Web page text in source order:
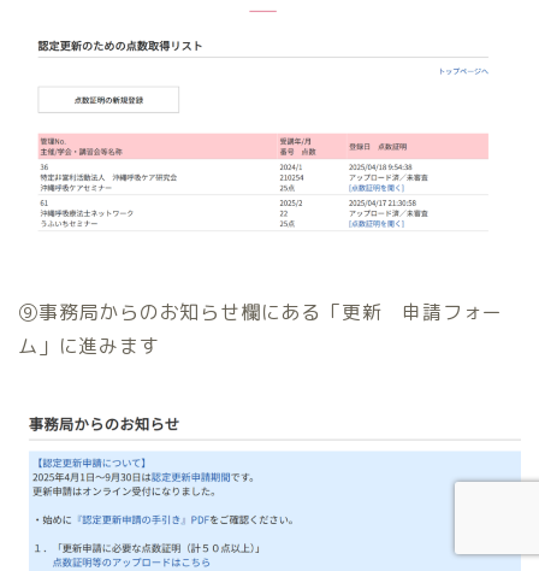
⑨事務局からのお知らせ欄にある「更新 申請フォー
ム」に進みます